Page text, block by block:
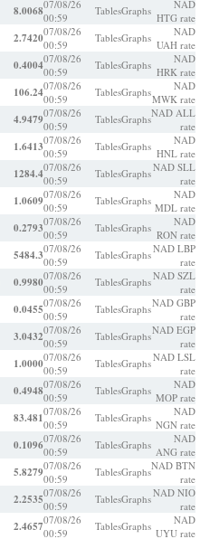
8.006807/08/26
00:59
TablesGraphs
NAD
HTG rate
2.742007/08/26
00:59
TablesGraphs
NAD
UAH rate
0.400407/08/26
00:59
TablesGraphs
NAD
HRK rate
106.2407/08/26
00:59
TablesGraphs
NAD
MWK rate
4.947907/08/26
00:59
TablesGraphsNAD ALL
rate
1.641307/08/26
00:59
TablesGraphs
NAD
HNL rate
1284.407/08/26
00:59
TablesGraphsNAD SLL
rate
1.060907/08/26
00:59
TablesGraphs
NAD
MDL rate
0.279307/08/26
00:59
TablesGraphs
NAD
RON rate
5484.307/08/26
00:59
TablesGraphsNAD LBP
rate
0.998007/08/26
00:59
TablesGraphsNAD SZL
rate
0.045507/08/26
00:59
TablesGraphsNAD GBP
rate
3.043207/08/26
00:59
TablesGraphsNAD EGP
rate
1.000007/08/26
00:59
TablesGraphsNAD LSL
rate
0.494807/08/26
00:59
TablesGraphs
NAD
MOP rate
83.48107/08/26
00:59
TablesGraphs
NAD
NGN rate
0.109607/08/26
00:59
TablesGraphs
NAD
ANG rate
5.827907/08/26
00:59
TablesGraphsNAD BTN
rate
2.253507/08/26
00:59
TablesGraphsNAD NIO
rate
2.465707/08/26
00:59
TablesGraphs
NAD
UYU rate